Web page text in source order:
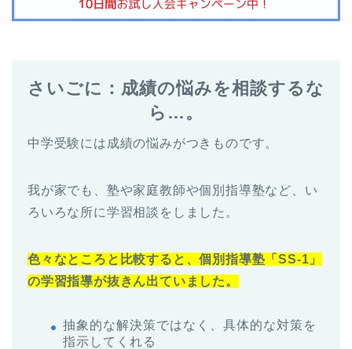
さいごに：成績の悩みを相談するな
ら…。
中学受験には成績の悩みがつきものです。
我が家でも、塾や家庭教師や個別指導塾など、い
ろいろな所に学習相談をしました。
色々なところと比較すると、個別指導塾「SS-1」
の学習指導が抜きん出ていました。
抽象的な解決策ではなく、具体的な対策を
指示してくれる